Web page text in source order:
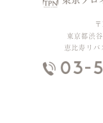
東京都渋
恵比寿リバ